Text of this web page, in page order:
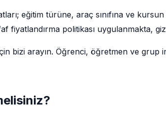
eğitim türüne, araç sınıfına ve
fiyatlandırma politikası uygulanmakta,
bizi arayın. Öğrenci, öğretmen ve grup